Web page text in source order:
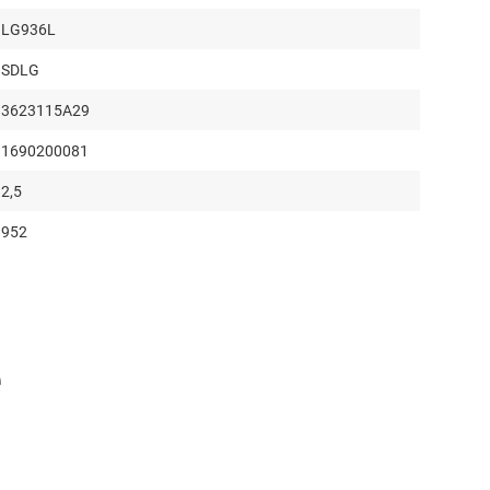
LG936L
SDLG
3623115A29
1690200081
2,5
952